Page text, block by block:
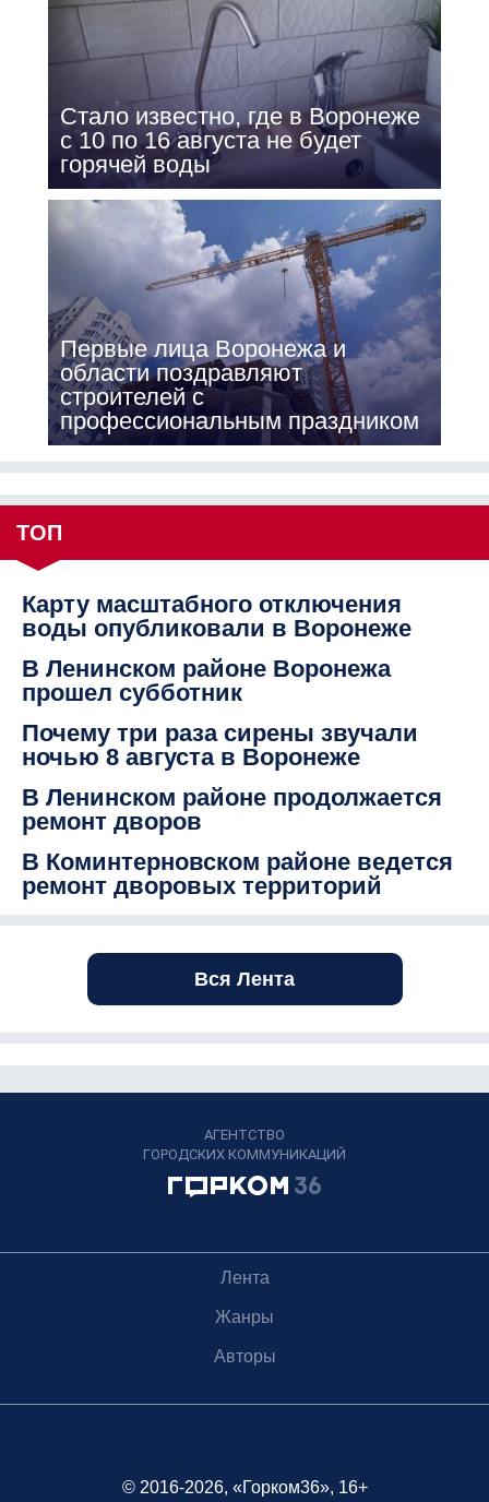
Стало известно, где в Воронеже
с 10 по 16 августа не будет
горячей воды
Первые лица Воронежа и
области поздравляют
строителей с
профессиональным праздником
ТОП
Карту масштабного отключения
воды опубликовали в Воронеже
В Ленинском районе Воронежа
прошел субботник
Почему три раза сирены звучали
ночью 8 августа в Воронеже
В Ленинском районе продолжается
ремонт дворов
В Коминтерновском районе ведется
ремонт дворовых территорий
Вся Лента
АГЕНТСТВО
ГОРОДСКИХ КОММУНИКАЦИЙ
Лента
Жанры
Авторы
© 2016-2026, «Горком36», 16+